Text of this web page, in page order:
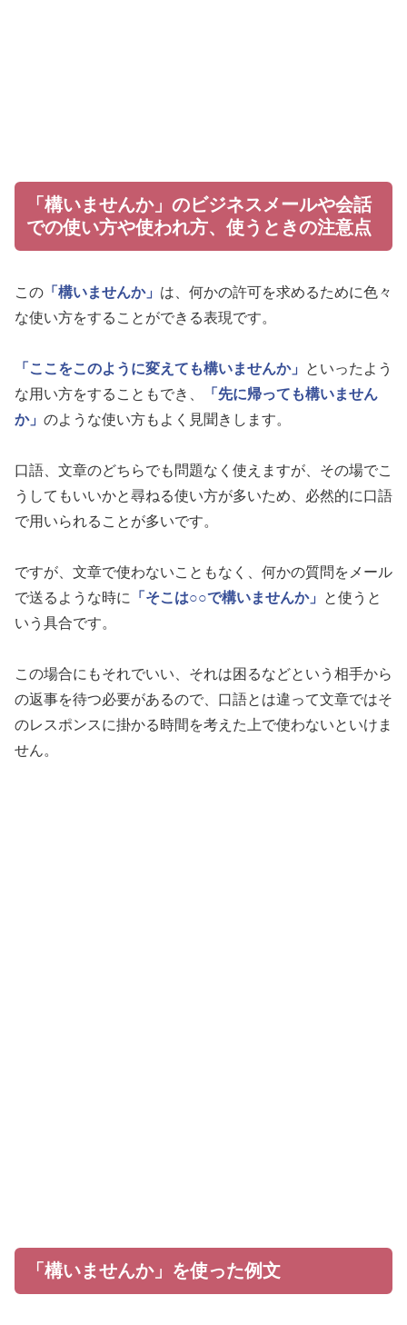
「構いませんか」のビジネスメールや会話
での使い方や使われ方、使うときの注意点
この 「構いませんか」 は、何かの許可を求めるために色々
な使い方をすることができる表現です。
「ここをこのように変えても構いませんか」
といったよう
な用い方をすることもでき、
「先に帰っても構いません
か」 のような使い方もよく見聞きします。
口語、文章のどちらでも問題なく使えますが、その場でこ
うしてもいいかと尋ねる使い方が多いため、必然的に口語
で用いられることが多いです。
ですが、文章で使わないこともなく、何かの質問をメール
で送るような時に
「そこは○○で構いませんか」
と使うと
いう具合です。
この場合にもそれでいい、それは困るなどという相手から
の返事を待つ必要があるので、口語とは違って文章ではそ
のレスポンスに掛かる時間を考えた上で使わないといけま
せん。
「構いませんか」を使った例文